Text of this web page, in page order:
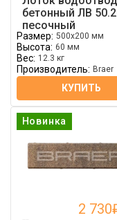
бетонный ЛВ
песочный
Размер: 500x200 мм
Высота: 60 мм
Вес: 12.3 кг
Производитель: Braer
КУПИТЬ
Новинка
2 730